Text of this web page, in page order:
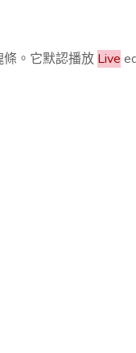
條。它默認播放 Live